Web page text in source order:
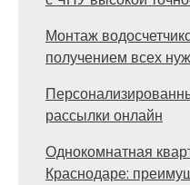
Монтаж
получением всех
рассылки онлайн
Однокомнатная
Краснодаре: